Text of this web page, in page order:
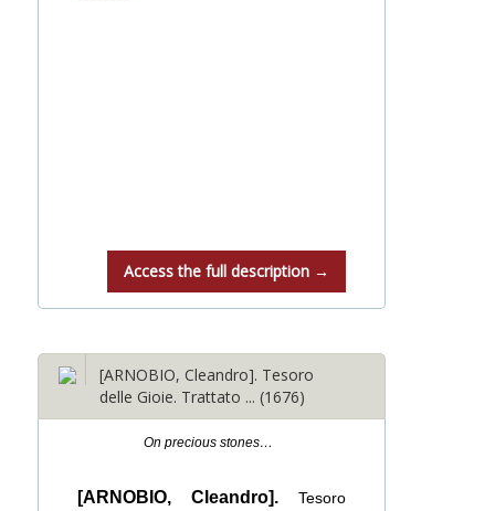
Access the full description →
[ARNOBIO, Cleandro]. Tesoro
delle Gioie. Trattato ... (1676)
On precious stones…
[ARNOBIO, Cleandro]. Tesoro